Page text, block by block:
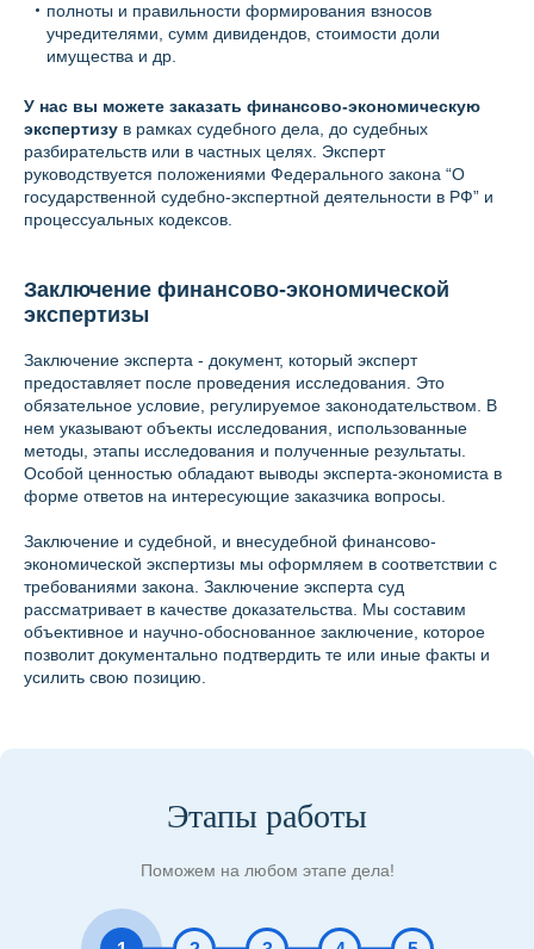
полноты и правильности формирования взносов
учредителями, сумм дивидендов, стоимости доли
имущества и др.
У нас вы можете заказать финансово-экономическую
экспертизу в рамках судебного дела, до судебных
разбирательств или в частных целях. Эксперт
руководствуется положениями Федерального закона “О
государственной судебно-экспертной деятельности в РФ” и
процессуальных кодексов.
Заключение финансово-экономической
экспертизы
Заключение эксперта - документ, который эксперт
предоставляет после проведения исследования. Это
обязательное условие, регулируемое законодательством. В
нем указывают объекты исследования, использованные
методы, этапы исследования и полученные результаты.
Особой ценностью обладают выводы эксперта-экономиста в
форме ответов на интересующие заказчика вопросы.
Заключение и судебной, и внесудебной финансово-
экономической экспертизы мы оформляем в соответствии с
требованиями закона. Заключение эксперта суд
рассматривает в качестве доказательства. Мы составим
объективное и научно-обоснованное заключение, которое
позволит документально подтвердить те или иные факты и
усилить свою позицию.
Этапы работы
Поможем на любом этапе дела!